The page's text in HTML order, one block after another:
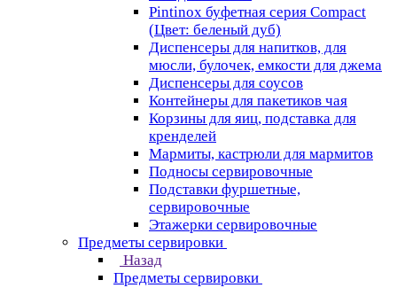
Pintinox буфетная серия Compact
(Цвет: беленый дуб)
Диспенсеры для напитков, для
мюсли, булочек, емкости для джема
Диспенсеры для соусов
Контейнеры для пакетиков чая
Корзины для яиц, подставка для
кренделей
Мармиты, кастрюли для мармитов
Подносы сервировочные
Подставки фуршетные,
сервировочные
Этажерки сервировочные
Предметы сервировки
Назад
Предметы сервировки